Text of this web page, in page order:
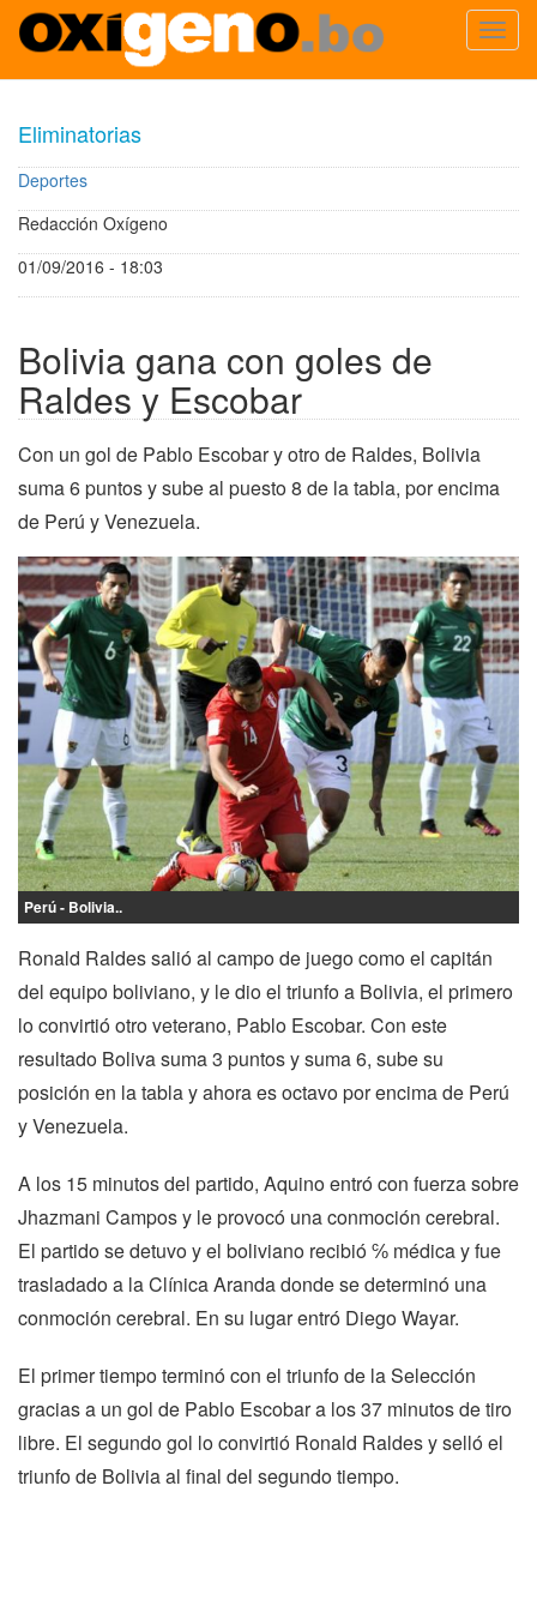
contenido
principal
Eliminatorias
Deportes
Redacción Oxígeno
01/09/2016 - 18:03
Bolivia gana con goles de
Raldes y Escobar
Con un gol de Pablo Escobar y otro de Raldes, Bolivia
suma 6 puntos y sube al puesto 8 de la tabla, por encima
de Perú y Venezuela.
Perú - Bolivia..
Ronald Raldes salió al campo de juego como el capitán
del equipo boliviano, y le dio el triunfo a Bolivia, el primero
lo convirtió otro veterano, Pablo Escobar. Con este
resultado Boliva suma 3 puntos y suma 6, sube su
posición en la tabla y ahora es octavo por encima de Perú
y Venezuela.
A los 15 minutos del partido, Aquino entró con fuerza sobre
Jhazmani Campos y le provocó una conmoción cerebral.
El partido se detuvo y el boliviano recibió ℅ médica y fue
trasladado a la Clínica Aranda donde se determinó una
conmoción cerebral. En su lugar entró Diego Wayar.
El primer tiempo terminó con el triunfo de la Selección
gracias a un gol de Pablo Escobar a los 37 minutos de tiro
libre. El segundo gol lo convirtió Ronald Raldes y selló el
triunfo de Bolivia al final del segundo tiempo.